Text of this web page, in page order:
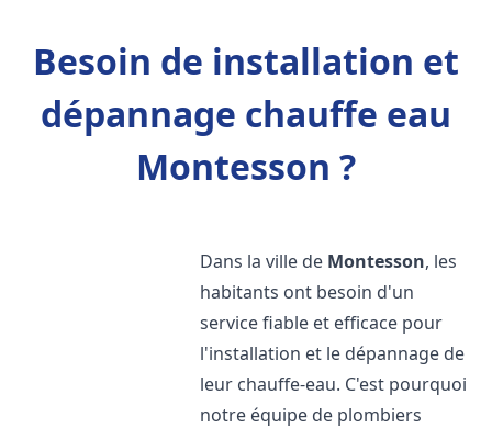
Besoin de installation et
dépannage chauffe eau
Montesson ?
Dans la ville de Montesson, les
habitants ont besoin d'un
service fiable et efficace pour
l'installation et le dépannage de
leur chauffe-eau. C'est pourquoi
notre équipe de plombiers